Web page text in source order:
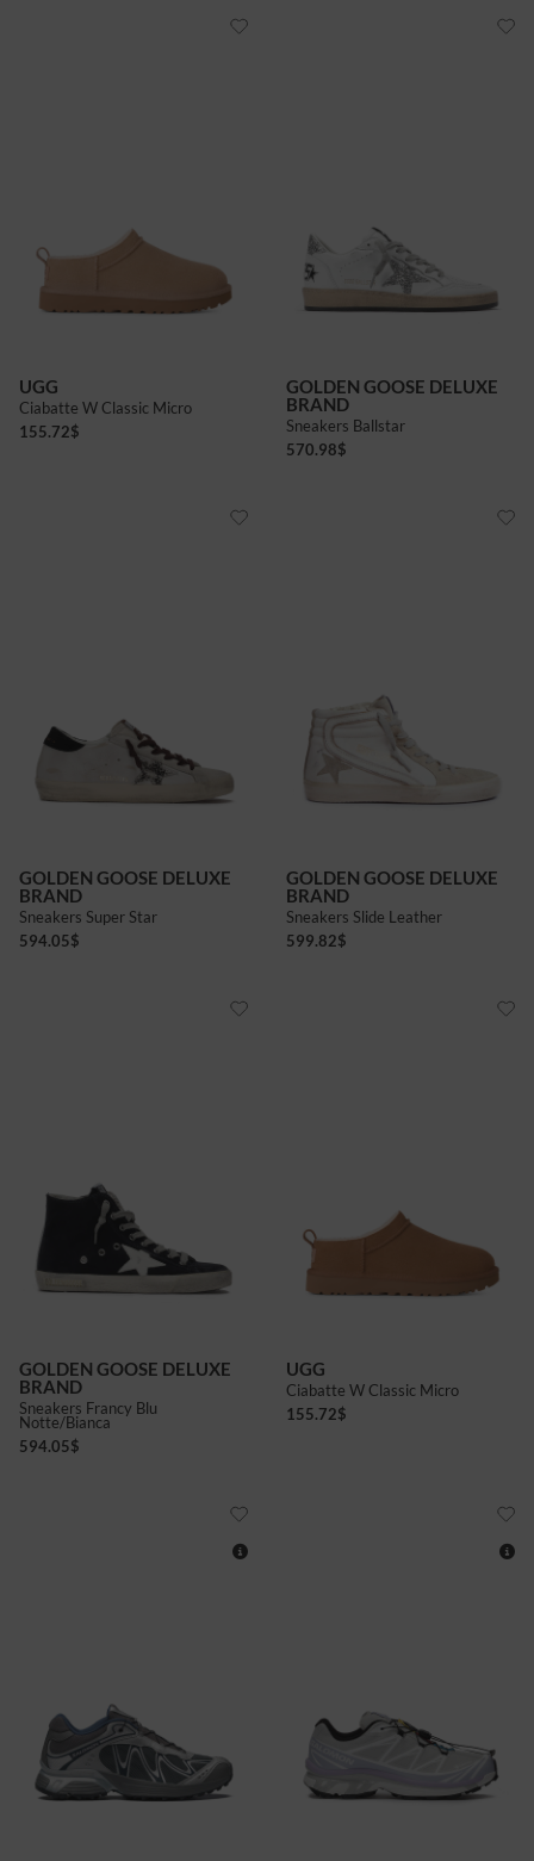
UGG
Ciabatte W Classic Micro
155.72$
GOLDEN GOOSE DELUXE
BRAND
Sneakers Ballstar
570.98$
GOLDEN GOOSE DELUXE
BRAND
Sneakers Super Star
594.05$
GOLDEN GOOSE DELUXE
BRAND
Sneakers Slide Leather
599.82$
GOLDEN GOOSE DELUXE
BRAND
Sneakers Francy Blu
Notte/bianca
594.05$
UGG
Ciabatte W Classic Micro
155.72$